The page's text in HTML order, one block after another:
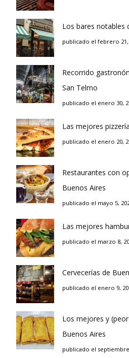
Los bares notables
publicado el febrero 21,
Recorrido
San Telmo
publicado el enero 30,
Las mejores
publicado el enero 20,
Restaurantes con
Buenos Aires
publicado el mayo 5,
Las mejores
publicado el marzo 8,
Cervecerías de
publicado el enero 9,
Los mejores y
Buenos Aires
publicado el septiembre